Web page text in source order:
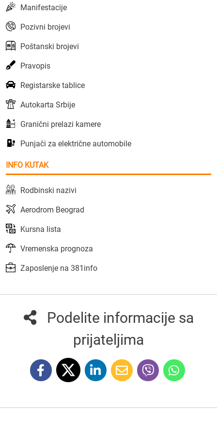
Manifestacije
Pozivni brojevi
Poštanski brojevi
Pravopis
Registarske tablice
Autokarta Srbije
Granični prelazi kamere
Punjači za električne automobile
INFO KUTAK
Rodbinski nazivi
Aerodrom Beograd
Kursna lista
Vremenska prognoza
Zaposlenje na 381info
Podelite informacije sa
prijateljima